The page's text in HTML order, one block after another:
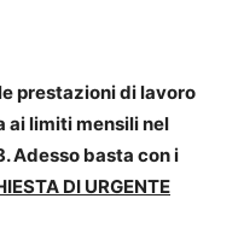
prestazioni di lavoro
ai limiti mensili nel
Adesso basta con i
DI URGENTE